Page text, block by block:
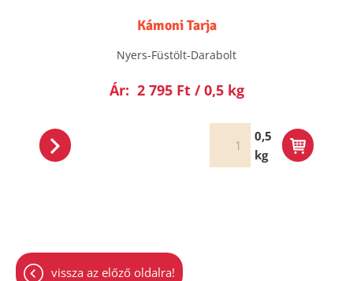
Kámoni Tarja
Nyers-Füstölt-Darabolt
Ár: 2 795 Ft / 0,5 kg
0,5
kg
vissza az előző oldalra!